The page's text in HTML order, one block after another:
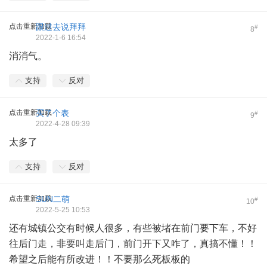
点击重新加载 8#
跟过去说拜拜
2022-1-6 16:54
消消气。
支持 反对
点击重新加载 9#
买了个表
2022-4-28 09:39
太多了
支持 反对
点击重新加载 10#
SUN二萌
2022-5-25 10:53
还有城镇公交有时候人很多，有些被堵在前门要下车，不好
往后门走，非要叫走后门，前门开下又咋了，真搞不懂！！
希望之后能有所改进！！不要那么死板板的